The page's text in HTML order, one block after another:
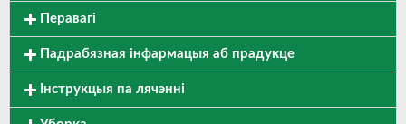
Перавагі
Падрабязная інфармацыя аб прадукце
Інструкцыя па лячэнні